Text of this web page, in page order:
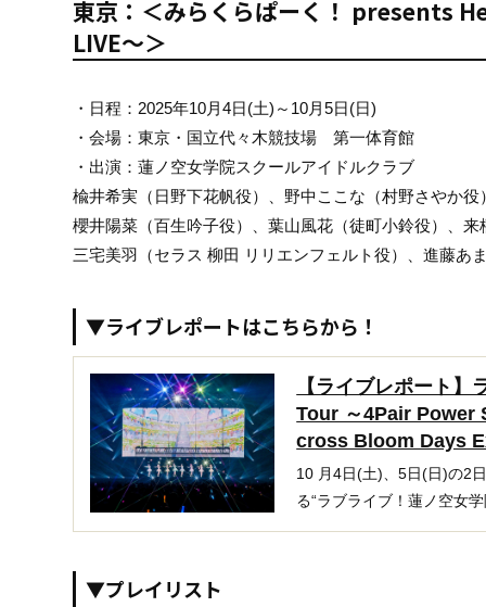
東京：＜みらくらぱーく！ presents
LIVE～＞
・日程：2025年10月4日(土)～10月5日(日)
・会場：東京・国立代々木競技場 第一体育館
・出演：蓮ノ空女学院スクールアイドルクラブ
楡井希実（日野下花帆役）、野中ここな（村野さやか役
櫻井陽菜（百生吟子役）、葉山風花（徒町小鈴役）、来
三宅美羽（セラス 柳田 リリエンフェルト役）、進藤あ
▼ライブレポートはこちらから！
【ライブレポート
Tour ～4Pair Power
cross Bloom Days
10 月4日(土)、5日(日)の2
る“ラブライブ！蓮ノ空女学
▼プレイリスト